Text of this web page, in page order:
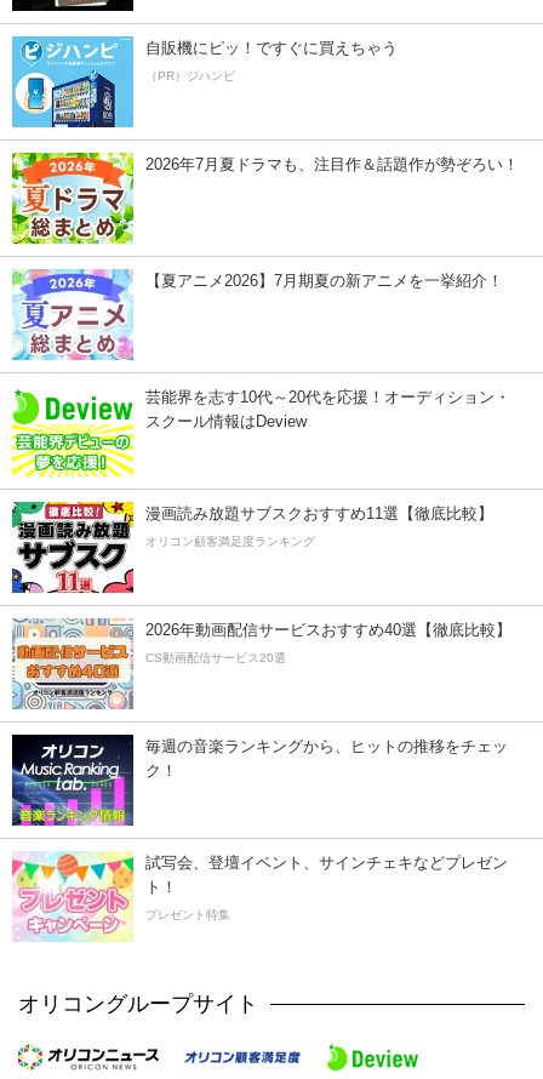
自販機にピッ！ですぐに買えちゃう
（PR）ジハンピ
2026年7月夏ドラマも、注目作＆話題作が勢ぞろい！
【夏アニメ2026】7月期夏の新アニメを一挙紹介！
芸能界を志す10代～20代を応援！オーディション・
スクール情報はDeview
漫画読み放題サブスクおすすめ11選【徹底比較】
オリコン顧客満足度ランキング
2026年動画配信サービスおすすめ40選【徹底比較】
CS動画配信サービス20選
毎週の音楽ランキングから、ヒットの推移をチェッ
ク！
試写会、登壇イベント、サインチェキなどプレゼン
ト！
プレゼント特集
オリコングループサイト